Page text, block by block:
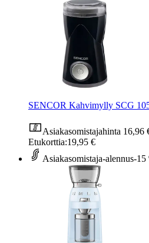
SENCOR Kahvimylly SCG
Asiakasomistajahinta 16,96
Etukorttia:19,95 €
Asiakasomistaja-alennus-15